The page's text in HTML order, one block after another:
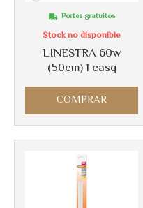
LINESTRA 60w
(50cm) 1 casq
Portes gratuitos
Stock no disponible
COMPRAR
Más info